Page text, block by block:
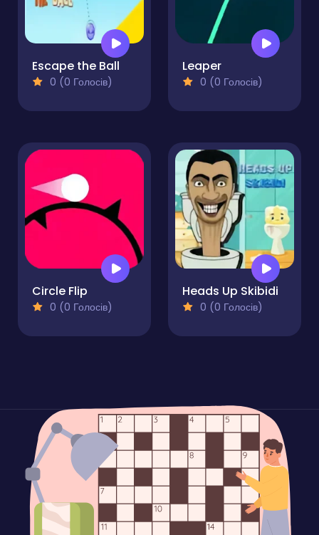
Escape the Ball
0 (0 Голосів)
Leaper
0 (0 Голосів)
Circle Flip
0 (0 Голосів)
Heads Up Skibidi
0 (0 Голосів)